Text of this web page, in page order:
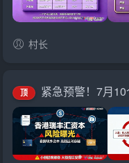
村长
顶 紧急预警！7月10